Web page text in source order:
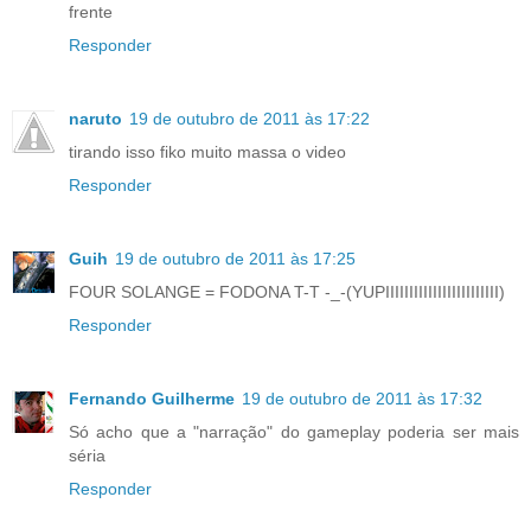
frente
Responder
naruto 19 de outubro de 2011 às 17:22
tirando isso fiko muito massa o video
Responder
Guih 19 de outubro de 2011 às 17:25
FOUR SOLANGE = FODONA T-T -_-(YUPIIIIIIIIIIIIIIIIIIIIIIII)
Responder
Fernando Guilherme 19 de outubro de 2011 às 17:32
Só acho que a "narração" do gameplay poderia ser mais
séria
Responder